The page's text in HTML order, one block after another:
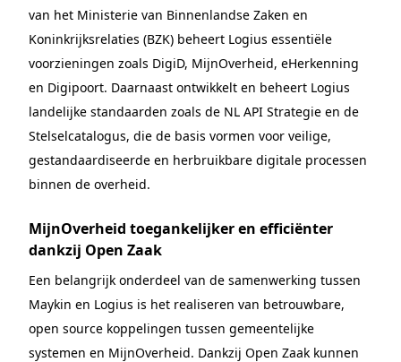
van het Ministerie van Binnenlandse Zaken en
Koninkrijksrelaties (BZK) beheert Logius essentiële
voorzieningen zoals DigiD, MijnOverheid, eHerkenning
en Digipoort. Daarnaast ontwikkelt en beheert Logius
landelijke standaarden zoals de NL API Strategie en de
Stelselcatalogus, die de basis vormen voor veilige,
gestandaardiseerde en herbruikbare digitale processen
binnen de overheid.
MijnOverheid toegankelijker en efficiënter
dankzij Open Zaak
Een belangrijk onderdeel van de samenwerking tussen
Maykin en Logius is het realiseren van betrouwbare,
open source koppelingen tussen gemeentelijke
systemen en MijnOverheid. Dankzij Open Zaak kunnen